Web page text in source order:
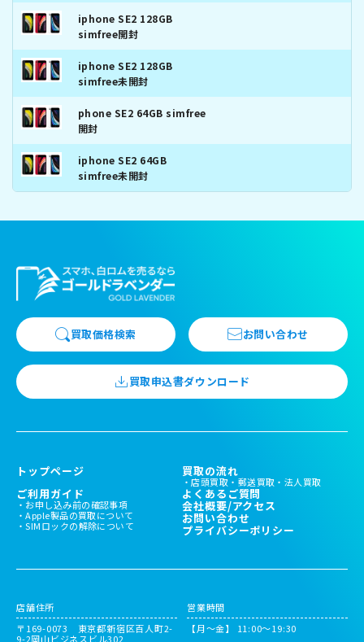
iphone SE2 128GB
simfree開封
iphone SE2 128GB
simfree未開封
phone SE2 64GB simfree
開封
iphone SE2 64GB
simfree未開封
買取価格検索 お問い合わせ
買取申込書ダウンロード
トップページ 買取の流れ
店頭買取 郵送買取 法人買取
ご利用ガイド
お申し込み前の確認事項
Apple製品の買取について
SIMロックの解除について
よくあるご質問
会社概要/アクセス
お問い合わせ
プライバシーポリシー
店舗住所
〒169-0073 東京都新宿区百人町2-
9-2岡山ビジネスビル302
営業時間
【月～金】 11:00〜19:30